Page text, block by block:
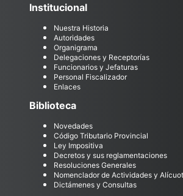
Institucional
Nuestra Historia
Autoridades
Organigrama
Delegaciones y Receptorías
Funcionarios y Jefaturas
Personal Fiscalizador
Enlaces
Biblioteca
Novedades
Código Tributario Provincial
Ley Impositiva
Decretos y sus reglamentaciones
Resoluciones Generales
Nomenclador de Actividades y
Dictámenes y Consultas